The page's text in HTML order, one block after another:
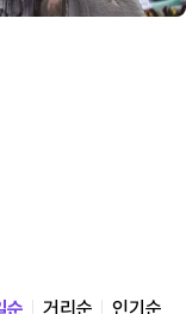
순 거리순 인기순